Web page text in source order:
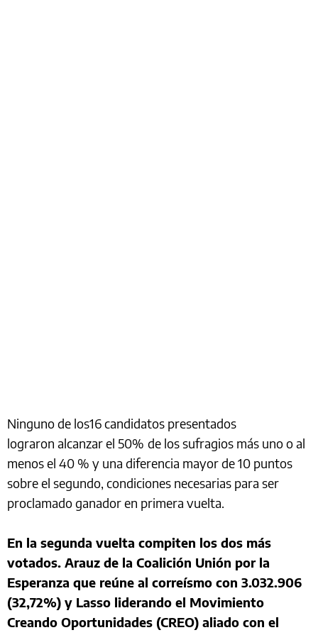
Ninguno de los16 candidatos presentados
lograron alcanzar el 50% de los sufragios más uno o al
menos el 40 % y una diferencia mayor de 10 puntos
sobre el segundo, condiciones necesarias para ser
proclamado ganador en primera vuelta.
En la segunda vuelta compiten los dos más
votados. Arauz de la Coalición Unión por la
Esperanza que reúne al correísmo con 3.032.906
(32,72%) y Lasso liderando el Movimiento
Creando Oportunidades (CREO) aliado con el